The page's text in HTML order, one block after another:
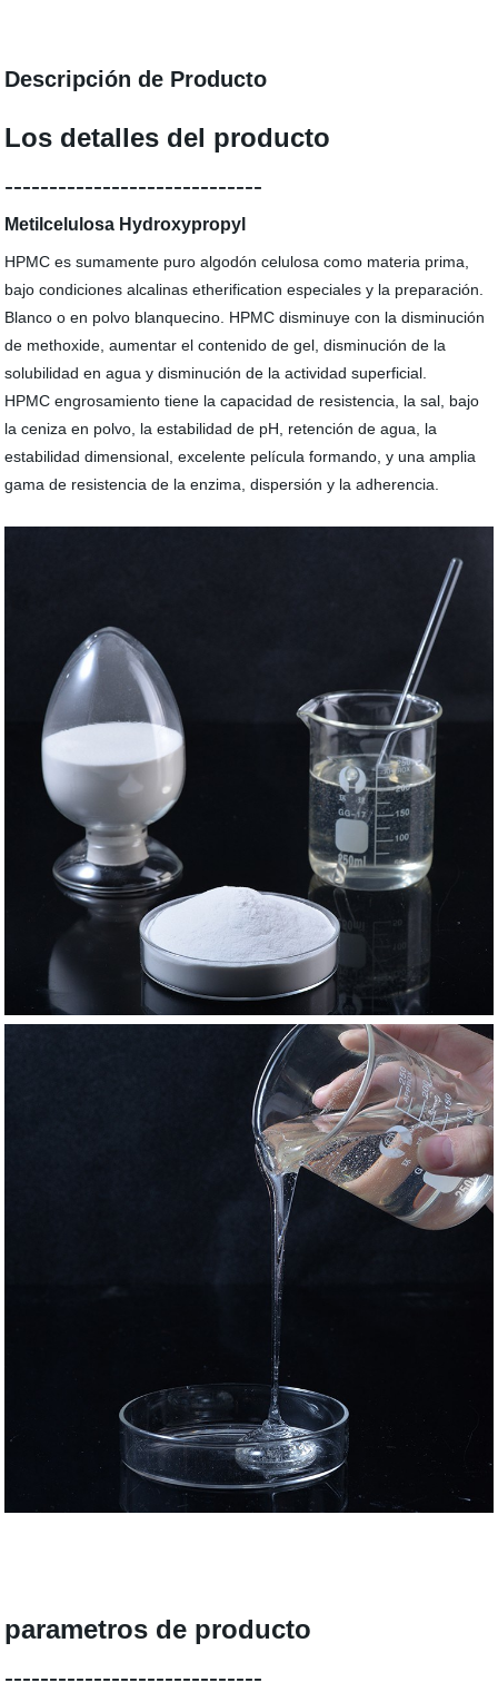
Descripción de Producto
Los detalles del producto
-----------------------------
Metilcelulosa Hydroxypropyl
HPMC es sumamente puro algodón celulosa como materia prima,
bajo condiciones alcalinas etherification especiales y la preparación.
Blanco o en polvo blanquecino. HPMC disminuye con la disminución
de methoxide, aumentar el contenido de gel, disminución de la
solubilidad en agua y disminución de la actividad superficial.
HPMC engrosamiento tiene la capacidad de resistencia, la sal, bajo
la ceniza en polvo, la estabilidad de pH, retención de agua, la
estabilidad dimensional, excelente película formando, y una amplia
gama de resistencia de la enzima, dispersión y la adherencia.
parametros de producto
-----------------------------